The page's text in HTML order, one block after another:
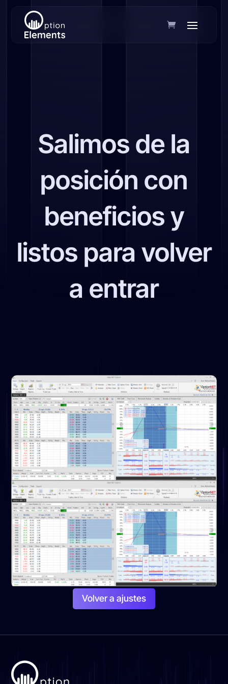
Salimos de la
posición con
beneficios y
listos para volver
a entrar
Volver a ajustes